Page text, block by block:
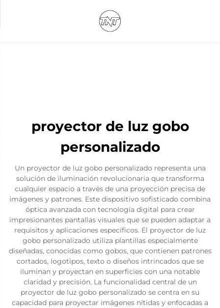
proyector de luz gobo
personalizado
Un proyector de luz gobo personalizado representa una
solución de iluminación revolucionaria que transforma
cualquier espacio a través de una proyección precisa de
imágenes y patrones. Este dispositivo sofisticado combina
óptica avanzada con tecnología digital para crear
impresionantes pantallas visuales que se pueden adaptar a
requisitos y aplicaciones específicos. El proyector de luz
gobo personalizado utiliza plantillas especialmente
diseñadas, conocidas como gobos, que contienen patrones
cortados, logotipos, texto o diseños intrincados que se
iluminan y proyectan en superficies con una notable
claridad y precisión. La funcionalidad central de un
proyector de luz gobo personalizado se centra en su
capacidad para proyectar imágenes nítidas y enfocadas a